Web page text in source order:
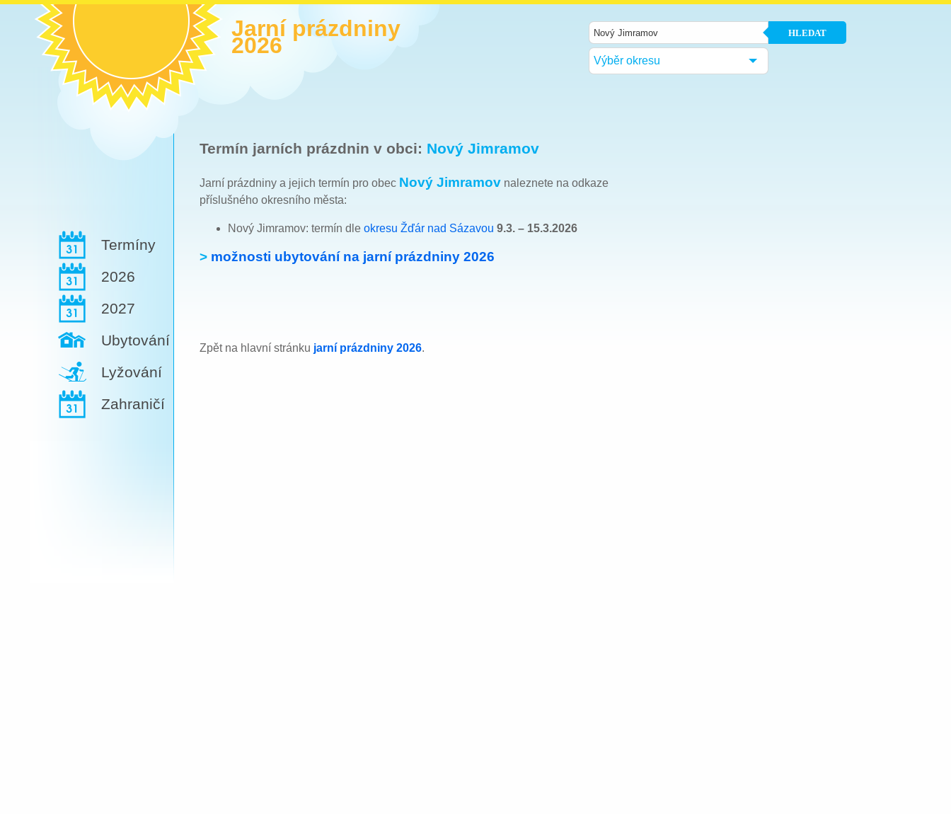
Jarní prázdniny
2026 HLEDAT
Výběr okresu
Termíny
2026
2027
Ubytování
Lyžování
Zahraničí
Termín jarních prázdnin v obci: Nový Jimramov
Jarní prázdniny a jejich termín pro obec Nový Jimramov naleznete na odkaze
příslušného okresního města:
Nový Jimramov: termín dle okresu Žďár nad Sázavou 9.3. – 15.3.2026
> možnosti ubytování na jarní prázdniny 2026
Zpět na hlavní stránku jarní prázdniny 2026.